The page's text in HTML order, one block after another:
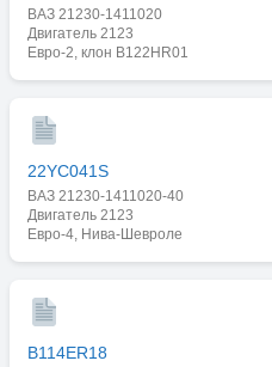
ВАЗ 21230-1411020
Двигатель 2123
Евро-2, клон B122HR01
22YC041S
ВАЗ 21230-1411020-40
Двигатель 2123
Евро-4, Нива-Шевроле
B114ER18